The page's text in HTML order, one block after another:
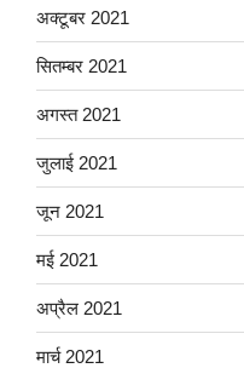
अक्टूबर 2021
सितम्बर 2021
अगस्त 2021
जुलाई 2021
जून 2021
मई 2021
अप्रैल 2021
मार्च 2021